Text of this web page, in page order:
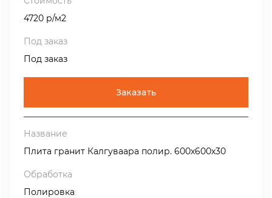
4720 р/м2
Под заказ
Заказать
Плита гранит Калгуваара полир. 600х600х30
Полировка